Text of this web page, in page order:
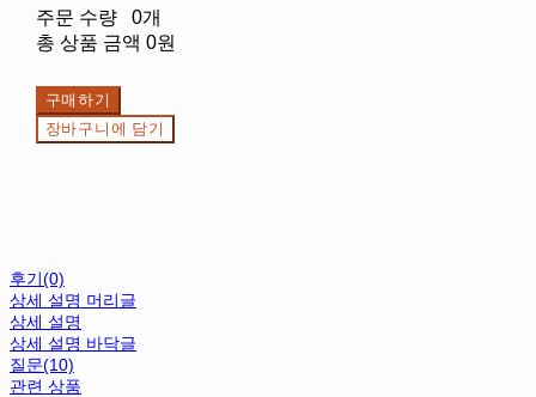
주문 수량
0개
총 상품 금액 0원
구매하기
장바구니에 담기
후기(0)
상세 설명 머리글
상세 설명
상세 설명 바닥글
질문(10)
관련 상품